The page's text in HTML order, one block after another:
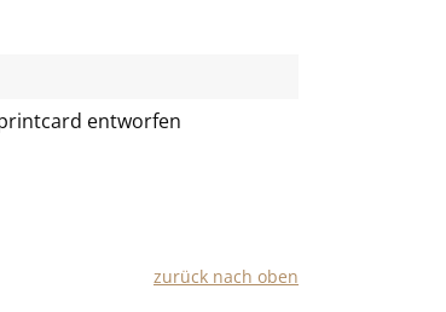
entworfen
zu­rück nach oben